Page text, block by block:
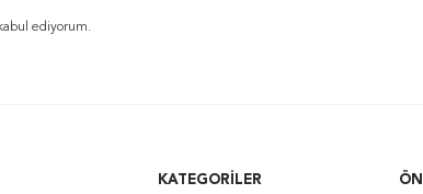
ediyorum.
KATEGORILER